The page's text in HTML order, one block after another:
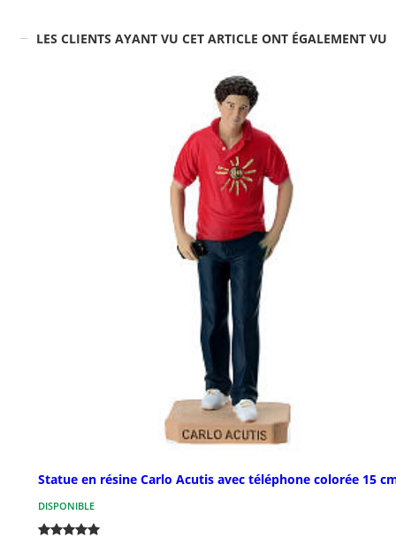
LES CLIENTS AYANT VU CET ARTICLE ONT ÉGALEMENT VU
Statue en résine Carlo Acutis avec téléphone colorée 15
DISPONIBLE